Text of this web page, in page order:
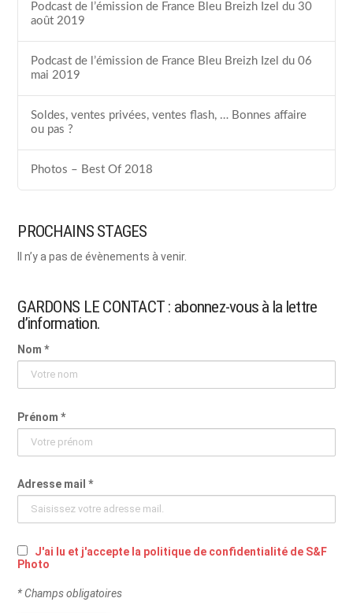
Podcast de l’émission de France Bleu Breizh Izel du 30
août 2019
Podcast de l’émission de France Bleu Breizh Izel du 06
mai 2019
Soldes, ventes privées, ventes flash, … Bonnes affaire
ou pas ?
Photos – Best Of 2018
PROCHAINS STAGES
Il n’y a pas de évènements à venir.
GARDONS LE CONTACT : abonnez-vous à la lettre
d’information.
Nom *
Prénom *
Adresse mail *
J'ai lu et j'accepte la politique de confidentialité de S&F
Photo
* Champs obligatoires